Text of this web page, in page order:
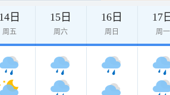
14日
周五
15日
周六
16日
周日
17
周一